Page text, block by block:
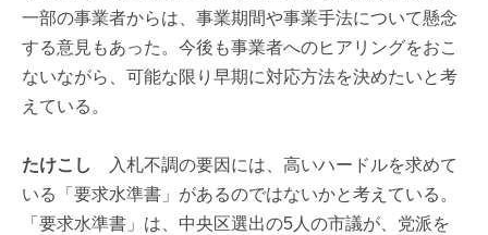
一部の事業者からは、事業期間や事業手法について懸念
する意見もあった。今後も事業者へのヒアリングをおこ
ないながら、可能な限り早期に対応方法を決めたいと考
えている。
たけこし
入札不調の要因には、高いハードルを求めて
いる「要求水準書」があるのではないかと考えている。
「要求水準書」は、中央区選出の5人の市議が、党派を